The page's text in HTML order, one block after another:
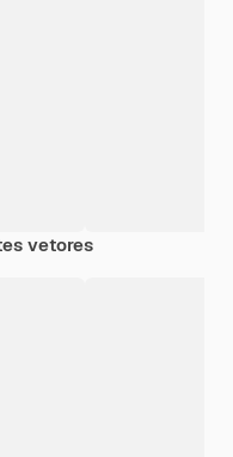
vetores